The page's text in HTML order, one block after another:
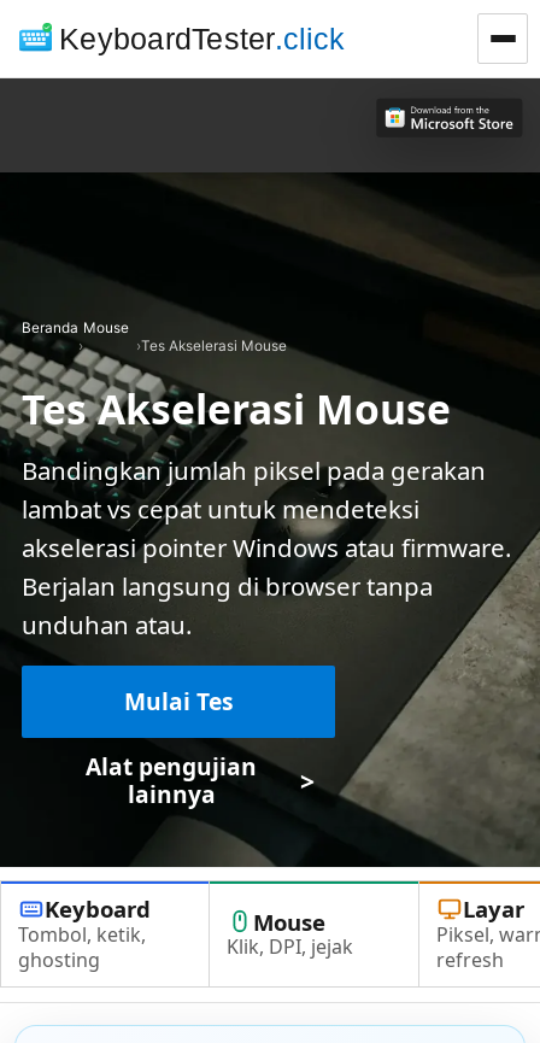
KeyboardTester.click
Beranda
›
Mouse
›Tes Akselerasi Mouse
Tes Akselerasi Mouse
Bandingkan jumlah piksel pada gerakan
lambat vs cepat untuk mendeteksi
akselerasi pointer Windows atau firmware.
Berjalan langsung di browser tanpa
unduhan atau.
Mulai Tes
Alat pengujian
lainnya
>
Keyboard
Tombol, ketik,
ghosting
Mouse
Klik, DPI, jejak
Layar
Piksel,
refresh